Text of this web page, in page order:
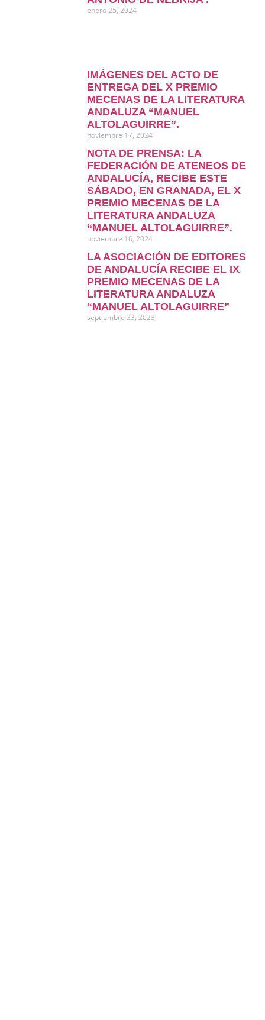
enero 25, 2024
IMÁGENES DEL ACTO DE
ENTREGA DEL X PREMIO
MECENAS DE LA LITERATURA
ANDALUZA “MANUEL
ALTOLAGUIRRE”.
noviembre 17, 2024
NOTA DE PRENSA: LA
FEDERACIÓN DE ATENEOS DE
ANDALUCÍA, RECIBE ESTE
SÁBADO, EN GRANADA, EL X
PREMIO MECENAS DE LA
LITERATURA ANDALUZA
“MANUEL ALTOLAGUIRRE”.
noviembre 16, 2024
LA ASOCIACIÓN DE EDITORES
DE ANDALUCÍA RECIBE EL IX
PREMIO MECENAS DE LA
LITERATURA ANDALUZA
“MANUEL ALTOLAGUIRRE”
septiembre 23, 2023